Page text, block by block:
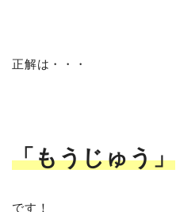
正解は・・・
「もうじゅう」
です！